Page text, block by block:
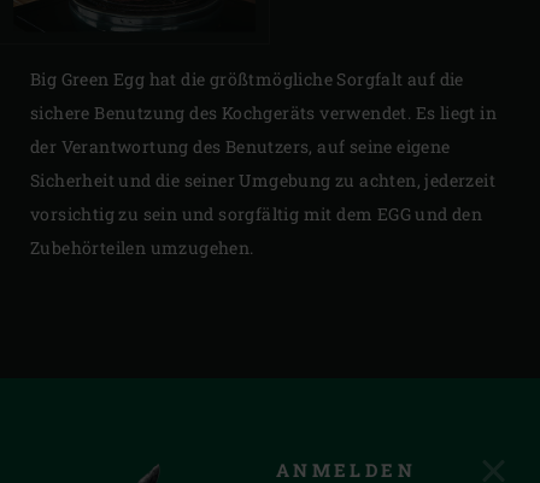
Big Green Egg hat die größtmögliche Sorgfalt auf die
sichere Benutzung des Kochgeräts verwendet. Es liegt in
der Verantwortung des Benutzers, auf seine eigene
Sicherheit und die seiner Umgebung zu achten, jederzeit
vorsichtig zu sein und sorgfältig mit dem EGG und den
Zubehörteilen umzugehen.
ANMELDEN